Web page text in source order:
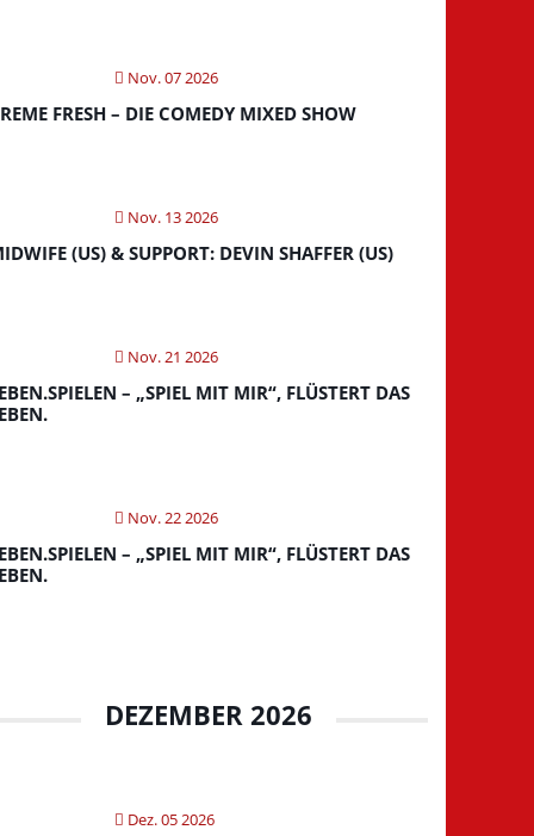
Nov. 07 2026
FRESH – DIE COMEDY MIXED SHOW
Nov. 13 2026
(US) & SUPPORT: DEVIN SHAFFER (US)
Nov. 21 2026
– „SPIEL MIT MIR“, FLÜSTERT DAS
Nov. 22 2026
– „SPIEL MIT MIR“, FLÜSTERT DAS
DEZEMBER 2026
Dez. 05 2026